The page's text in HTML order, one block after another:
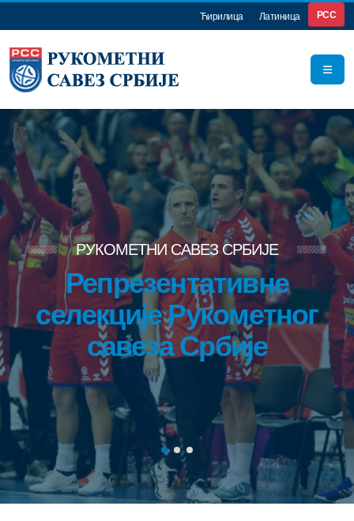
Ћирилица Латиница РСС
РУКОМЕТНИ САВЕЗ СРБИЈЕ
Репрезентативне
селекције Рукометног
савеза Србије